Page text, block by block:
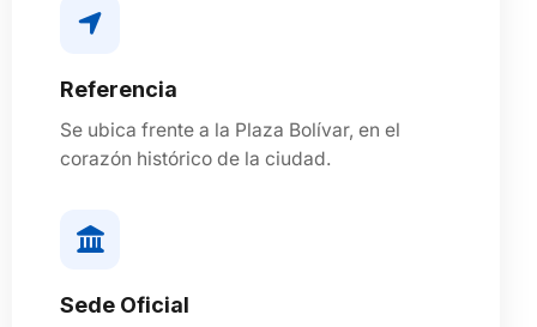
Referencia
Se ubica frente a la Plaza Bolívar, en el
corazón histórico de la ciudad.
Sede Oficial